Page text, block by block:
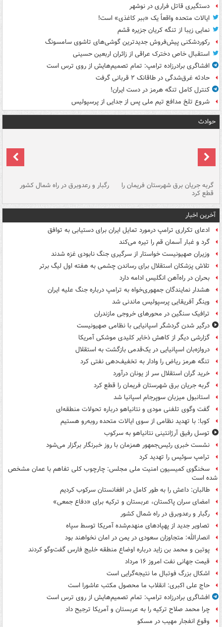
دستگیری قاتل فراری در نوشهر
ایالات متحده واقعاً یک «ببر کاغذی» است!
نمایی زیبا از تنگه کریان جزیره قشم
رکوردشکنی پیش‌فروش جدیدترین گوشی‌های تاشوی سامسونگ
استقبال خاص دخترک عراقی از زائران اربعین حسینی
افشاگری برادرزاده ترامپ: تمام تصمیم‌هایش از روی ترس است
حادثه غرق‌شدگی در طاقانک ۲ قربانی گرفت
کنترل کامل تنگه هرمز در دست ایران!
شروع تلخ مدافع تیم ملی پس از جدایی از پرسپولیس
حوادث
گربه جریان برق شهرستان فریمان را
قطع کرد
رگبار و رعدوبرق در راه شمال کشور
آخرین اخبار
ادعای تکراری ترامپ درمورد تمایل ایران برای دستیابی به توافق
گرد و غبار آسمان قم را تیره می‌کند
وزیران صهیونیست خواستار از سرگیری جنگ نابودی غزه شدند
تلاش پزشکان استقلال برای رساندن چشمی به هفته اول لیگ برتر
بحران در راه‌آهن انگلیس ادامه دارد
هشدار نمایندگان جمهوری‌خواه به ترامپ درباره جنگ علیه ایران
وینگر آفریقایی پرسپولیس ماندنی شد
ترافیک سنگین در محورهای خروجی مازندران
درگیر شدن گردشگر اسپانیایی با نظامی صهیونیست
گزارشی دیگر از کاهش ذخایر کلیدی موشکی آمریکا
دروازه‌بان اسپانیایی در یک‌قدمی بازگشت به استقلال
تنگه هرمز ریاض را وادار به تخفیف‌دهی نفتی کرد
خرید گران استقلال سر از یونان درآورد
گربه جریان برق شهرستان فریمان را قطع کرد
استانبول میزبان سوپرجام اسپانیا شد
گفت وگوی تلفنی مودی و نتانیاهو درباره تحولات منطقه‌ای
کوبا: با تهدید نظامی از سوی ایالات متحده روبه‌رو هستیم
توسل رفیق آرژانتینی نتانیاهو به سرکوب
نشست خبری رئیس‌جمهور همزمان با روز خبرنگار برگزار می‌شود
ترامپ سوئیس را تهدید کرد
سخنگوی کمیسیون امنیت ملی مجلس: چارچوب کلی تفاهم با عمان مشخص
شده است
طالبان: داعش را به طور کامل در افغانستان سرکوب کردیم
امضای سران پاکستان، عربستان و ترکیه برای «دفاع جمعی»
رگبار و رعدوبرق در راه شمال کشور
تصاویر جدید از پهپادهای منهدم‌شده آمریکا توسط سپاه
انصارالله: متجاوزان سعودی در یمن در امان نخواهند بود
پوتین و محمد بن زاید درباره اوضاع منطقه خلیج فارس گفت‌وگو کردند
قیمت جهانی نفت امروز ۱۶ مرداد
اشکال بزرگ فوتبال ما نتیجه‌گرایی است
حاج علی اکبری: انقلاب ما محصول مکتب عاشورا است
افشاگری برادرزاده ترامپ: تمام تصمیم‌هایش از روی ترس است
چرا محمد صلاح ترکیه را به عربستان و آمریکا ترجیح داد
وقوع انفجار مهیب در مسکو